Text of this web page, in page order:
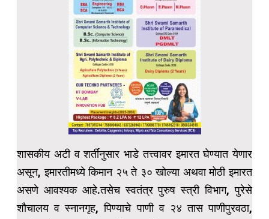
शासकीय अटी व शर्तींनुसार भाडे तत्त्वावर इमारत घेण्यात येणार
असून, इमारतीमध्ये किमान २५ ते ३० खोल्या अथवा मोठी इमारत
असणे आवश्यक आहे.तसेच स्वतंत्र पुरुष स्त्री विभाग, पुरेसे
शौचालय व स्नानगृह, पिण्याचे पाणी व २४ तास पाणीपुरवठा,